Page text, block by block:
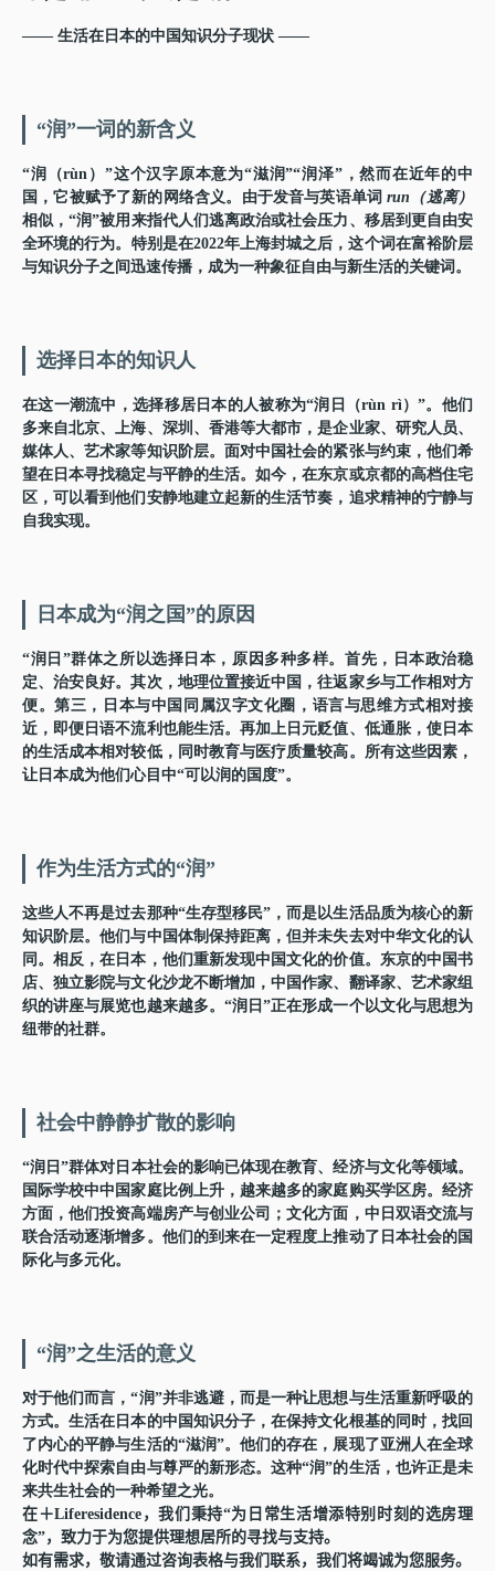
—— 生活在日本的中国知识分子现状 ——
“润”一词的新含义
“润（rùn）”这个汉字原本意为“滋润”“润泽”，然而在近年的中
国，它被赋予了新的网络含义。由于发音与英语单词run（逃离）
相似，“润”被用来指代人们逃离政治或社会压力、移居到更自由安
全环境的行为。特别是在2022年上海封城之后，这个词在富裕阶层
与知识分子之间迅速传播，成为一种象征自由与新生活的关键词。
选择日本的知识人
在这一潮流中，选择移居日本的人被称为“润日（rùn rì）”。他们
多来自北京、上海、深圳、香港等大都市，是企业家、研究人员、
媒体人、艺术家等知识阶层。面对中国社会的紧张与约束，他们希
望在日本寻找稳定与平静的生活。如今，在东京或京都的高档住宅
区，可以看到他们安静地建立起新的生活节奏，追求精神的宁静与
自我实现。
日本成为“润之国”的原因
“润日”群体之所以选择日本，原因多种多样。首先，日本政治稳
定、治安良好。其次，地理位置接近中国，往返家乡与工作相对方
便。第三，日本与中国同属汉字文化圈，语言与思维方式相对接
近，即便日语不流利也能生活。再加上日元贬值、低通胀，使日本
的生活成本相对较低，同时教育与医疗质量较高。所有这些因素，
让日本成为他们心目中“可以润的国度”。
作为生活方式的“润”
这些人不再是过去那种“生存型移民”，而是以生活品质为核心的新
知识阶层。他们与中国体制保持距离，但并未失去对中华文化的认
同。相反，在日本，他们重新发现中国文化的价值。东京的中国书
店、独立影院与文化沙龙不断增加，中国作家、翻译家、艺术家组
织的讲座与展览也越来越多。“润日”正在形成一个以文化与思想为
纽带的社群。
社会中静静扩散的影响
“润日”群体对日本社会的影响已体现在教育、经济与文化等领域。
国际学校中中国家庭比例上升，越来越多的家庭购买学区房。经济
方面，他们投资高端房产与创业公司；文化方面，中日双语交流与
联合活动逐渐增多。他们的到来在一定程度上推动了日本社会的国
际化与多元化。
“润”之生活的意义
对于他们而言，“润”并非逃避，而是一种让思想与生活重新呼吸的
方式。生活在日本的中国知识分子，在保持文化根基的同时，找回
了内心的平静与生活的“滋润”。他们的存在，展现了亚洲人在全球
化时代中探索自由与尊严的新形态。这种“润”的生活，也许正是未
来共生社会的一种希望之光。
在＋Liferesidence ，我们 秉持“为 日常生活增添特别 时刻的选房理
念”，致力于为您提供理想居所的寻找与支持。
如有需求，敬请通过咨询表格与我们联系，我们 将竭诚为您服务。